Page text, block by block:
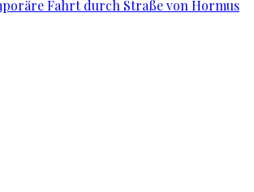
Fahrt durch Straße von Hormus